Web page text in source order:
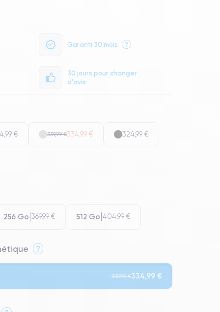
Garanti 30 mois ?
30 jours pour changer
d'avis
€ 339,99 €334,99 € 324,99 €
256 Go 369,99 € 512 Go 404,99 €
?
339,99 €334,99 €